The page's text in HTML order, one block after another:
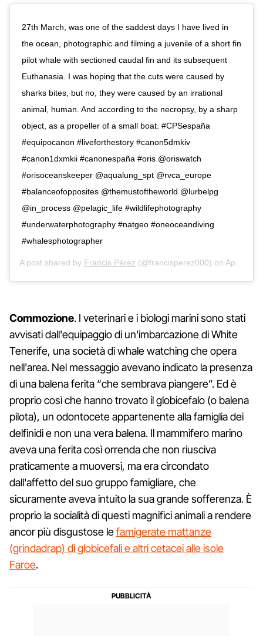
27th March, was one of the saddest days I have lived in
the ocean, photographic and filming a juvenile of a short fin
pilot whale with sectioned caudal fin and its subsequent
Euthanasia. I was hoping that the cuts were caused by
sharks bites, but no, they were caused by an irrational
animal, human. And according to the necropsy, by a sharp
object, as a propeller of a small boat. #CPSespaña
#equipocanon #liveforthestory #canon5dmkiv
#canon1dxmkii #canonespaña #oris @oriswatch
#orisoceanskeeper @aqualung_spt @rvca_europe
#balanceofopposites @themustoftheworld @lurbelpg
@in_process @pelagic_life #wildlifephotography
#underwaterphotography #natgeo #oneoceandiving
#whalesphotographer
A post shared by Francis Pérez (@francisperez000) on Apr 16, 2019 at 11:05am PDT
Commozione. I veterinari e i biologi marini sono stati
avvisati dall'equipaggio di un'imbarcazione di White
Tenerife, una società di whale watching che opera
nell'area. Nel messaggio avevano indicato la presenza
di una balena ferita “che sembrava piangere”. Ed è
proprio così che hanno trovato il globicefalo (o balena
pilota), un odontocete appartenente alla famiglia dei
delfinidi e non una vera balena. Il mammifero marino
aveva una ferita così orrenda che non riusciva
praticamente a muoversi, ma era circondato
dall'affetto del suo gruppo famigliare, che
sicuramente aveva intuito la sua grande sofferenza. È
proprio la socialità di questi magnifici animali a rendere
ancor più disgustose lefamigerate mattanze
(grindadrap) di globicefali e altri cetacei alle isole
Faroe.